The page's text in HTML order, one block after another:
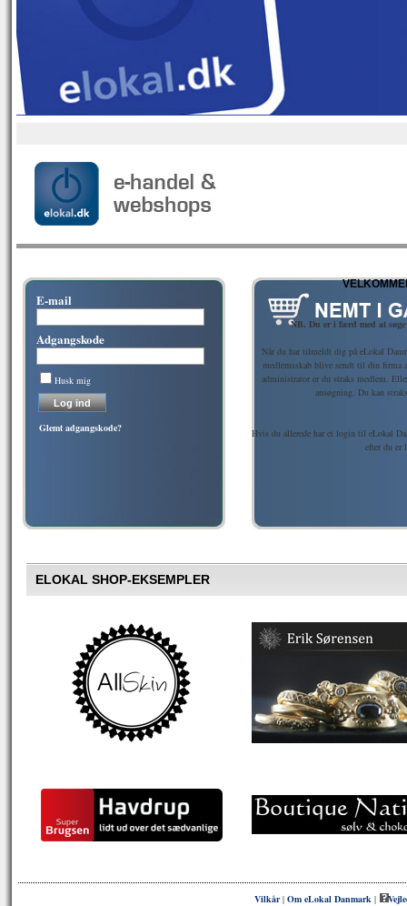
E-mail
Adgangskode
Husk mig
Glemt adgangskode?
NB. Du er i færd med at
Når du har tilmeldt dig på eLokal
medlemsskab blive sendt til din firma
administrator er du straks medlem.
ansøgning. Du kan
Hvis du allerede har et login til eLokal
efter du er
ELOKAL SHOP-EKSEMPLER
Vilkår|Om eLokal Danmark |